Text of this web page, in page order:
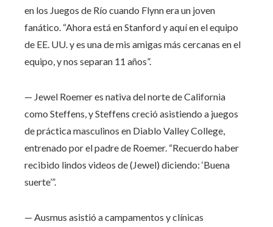
en los Juegos de Río cuando Flynn era un joven
fanático. “Ahora está en Stanford y aquí en el equipo
de EE. UU. y es una de mis amigas más cercanas en el
equipo, y nos separan 11 años”.
— Jewel Roemer es nativa del norte de California
como Steffens, y Steffens creció asistiendo a juegos
de práctica masculinos en Diablo Valley College,
entrenado por el padre de Roemer. “Recuerdo haber
recibido lindos videos de (Jewel) diciendo: ‘Buena
suerte’”.
— Ausmus asistió a campamentos y clínicas